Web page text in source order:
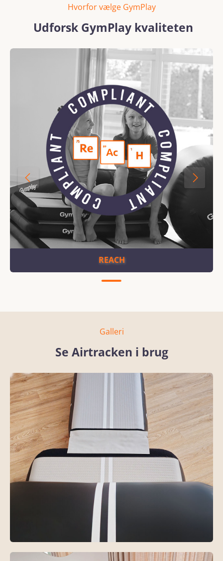
Hvorfor vælge GymPlay
Udforsk GymPlay kvaliteten
Spring over billedgalleri
REACH
REACH
Galleri
Se Airtracken i brug